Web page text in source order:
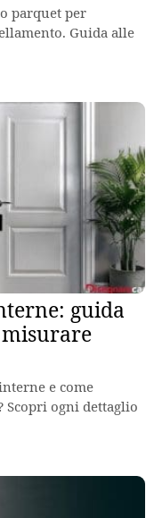
parquet per
Guida alle
guida
misurare
e come
Scopri ogni dettaglio